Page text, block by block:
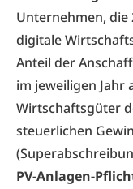
Unternehmen, die
digitale
Anteil der
im jeweiligen Jahr
Wirtschaftsgüter
steuerlichen
PV-Anlagen-